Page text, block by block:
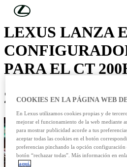
Skip to Main Content
LEXUS LANZA
PARA EL CT
27 /06 / 2012
COOKIES EN LA PÁGINA WEB
En Lexus utilizamos cookies propias y de
mejorar el funcionamiento de la web mediante
para mostrar publicidad acorde a tus
aceptar todas las cookies en el botón
preferencias pinchando la opción configuración
botón “rechazar todas”. Más información en
aquí.